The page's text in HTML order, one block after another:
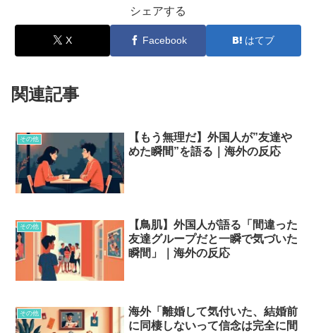
シェアする
X Facebook はてブ
関連記事
その他
【もう無理だ】外国人が”友達や
めた瞬間”を語る｜海外の反応
その他
【鳥肌】外国人が語る「間違った
友達グループだと一瞬で気づいた
瞬間」｜海外の反応
その他
海外「離婚して気付いた、結婚前
に同棲しないって信念は完全に間